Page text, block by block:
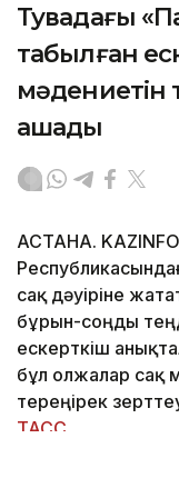
Тувадағы
табылған
мәдениетін
ашады
АСТАНА.
сақ дәуіріне
бұрын-соңды
ескерткіш
бұл олжалар сақ
тереңірек
ТАСС